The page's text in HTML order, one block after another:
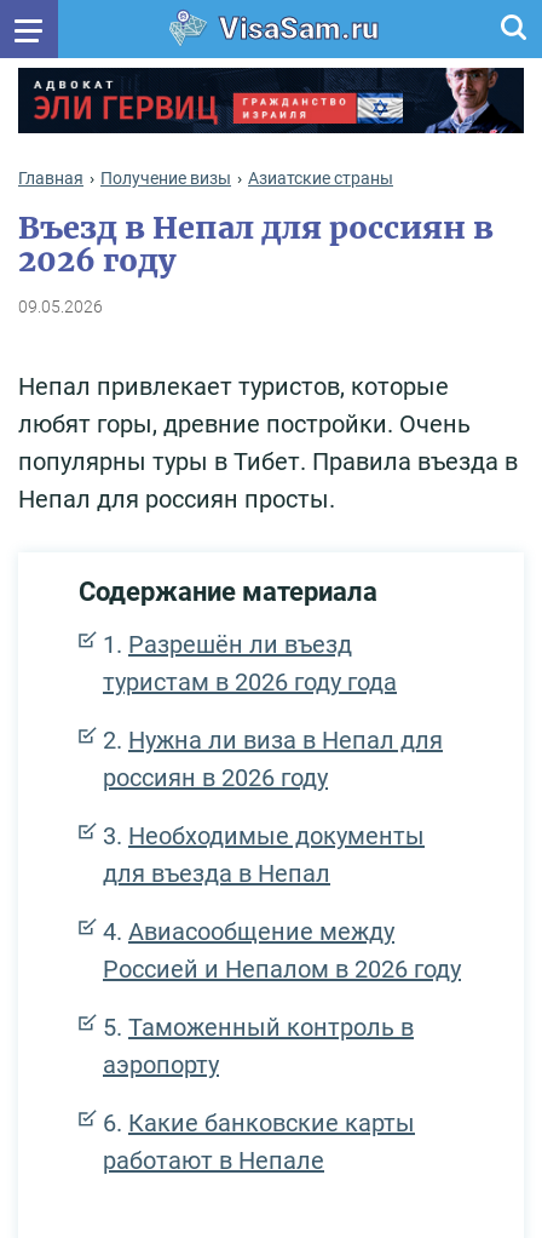
VisaSam.ru
Главная Получение визы Азиатские страны
Въезд в Непал для россиян в
2026 году
09.05.2026
Непал привлекает туристов, которые
любят горы, древние постройки. Очень
популярны туры в Тибет. Правила въезда в
Непал для россиян просты.
Содержание материала
Разрешён ли въезд
туристам в 2026 году года
Нужна ли виза в Непал для
россиян в 2026 году
Необходимые документы
для въезда в Непал
Авиасообщение между
Россией и Непалом в 2026 году
Таможенный контроль в
аэропорту
Какие банковские карты
работают в Непале